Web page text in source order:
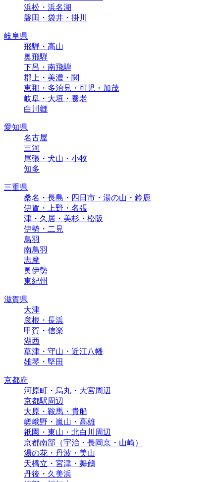
浜松・浜名湖
磐田・袋井・掛川
岐阜県
飛騨・高山
奥飛騨
下呂・南飛騨
郡上・美濃・関
恵那・多治見・可児・加茂
岐阜・大垣・養老
白川郷
愛知県
名古屋
三河
尾張・犬山・小牧
知多
三重県
桑名・長島・四日市・湯の山・鈴鹿
伊賀・上野・名張
津・久居・美杉・松阪
伊勢・二見
鳥羽
南鳥羽
志摩
奥伊勢
東紀州
滋賀県
大津
彦根・長浜
甲賀・信楽
湖西
草津・守山・近江八幡
雄琴・堅田
京都府
河原町・烏丸・大宮周辺
京都駅周辺
大原・鞍馬・貴船
嵯峨野・嵐山・高雄
祇園・東山・北白川周辺
京都南部（宇治・長岡京・山崎）
湯の花・丹波・美山
天橋立・宮津・舞鶴
丹後・久美浜